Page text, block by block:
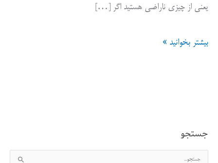
یعنی از چیزی ناراضی هستید اگر […]
چگونه
بیشتر بخوانید »
جستجو